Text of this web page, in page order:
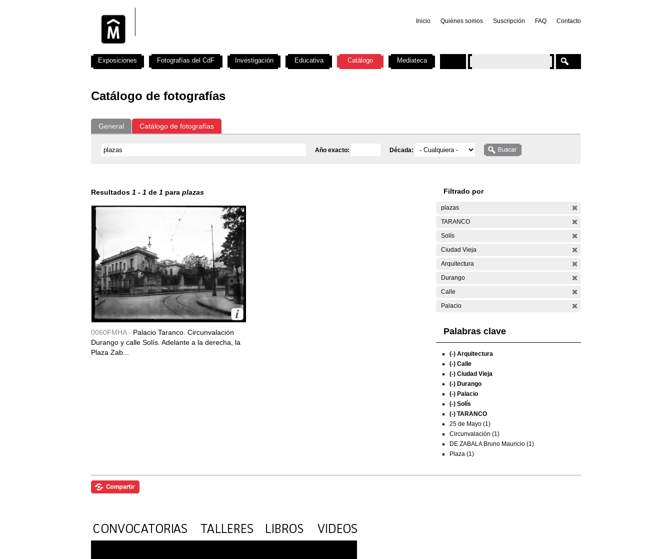
Inicio Quiénes somos Suscripción FAQ Contacto
Catálogo de fotografías
General Catálogo de fotografías
Año exacto: Década:
Resultados 1 - 1 de 1 para plazas
0060FMHA - Palacio Taranco. Circunvalación
Durango y calle Solís. Adelante a la derecha, la
Plaza Zab...
Filtrado por
plazas
TARANCO
Solís
Ciudad Vieja
Arquitectura
Durango
Calle
Palacio
Palabras clave
(-) Arquitectura
(-) Calle
(-) Ciudad Vieja
(-) Durango
(-) Palacio
(-) Solís
(-) TARANCO
25 de Mayo (1)
Circunvalación (1)
DE ZABALA Bruno Mauricio (1)
Plaza (1)
Exposiciones Fotografías del CdF Investigación Educativa Catálogo Mediateca